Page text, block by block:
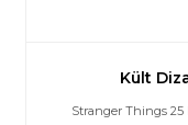
Kült
Stranger Things 25